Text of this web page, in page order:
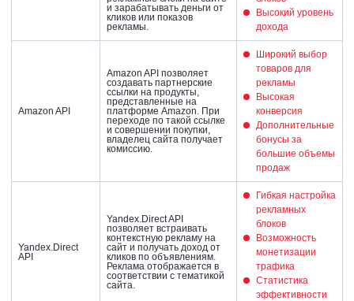
и зарабатывать деньги от
кликов или показов
рекламы.
Высокий уровень
дохода
Amazon API
Amazon API позволяет
создавать партнерские
ссылки на продукты,
представленные на
платформе Amazon. При
переходе по такой ссылке
и совершении покупки,
владелец сайта получает
комиссию.
Широкий выбор
товаров для
рекламы
Высокая
конверсия
Дополнительные
бонусы за
большие объемы
продаж
Yandex.Direct
API
Yandex.Direct API
позволяет встраивать
контекстную рекламу на
сайт и получать доход от
кликов по объявлениям.
Реклама отображается в
соответствии с тематикой
сайта.
Гибкая настройка
рекламных
блоков
Возможность
монетизации
трафика
Статистика
эффективности